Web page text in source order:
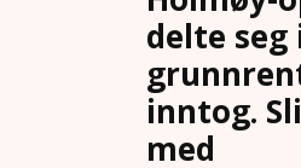
delte seg
inntog.
med